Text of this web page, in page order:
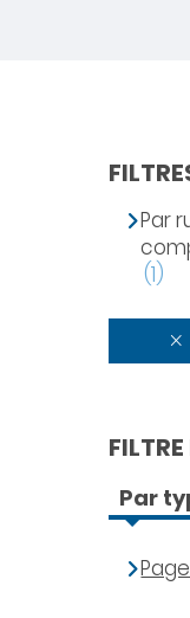
Par
(1)
Par